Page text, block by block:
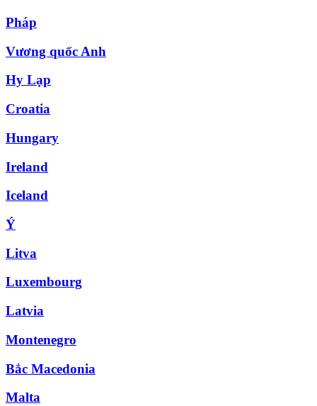
Pháp
Vương quốc Anh
Hy Lạp
Croatia
Hungary
Ireland
Iceland
Ý
Litva
Luxembourg
Latvia
Montenegro
Bắc Macedonia
Malta